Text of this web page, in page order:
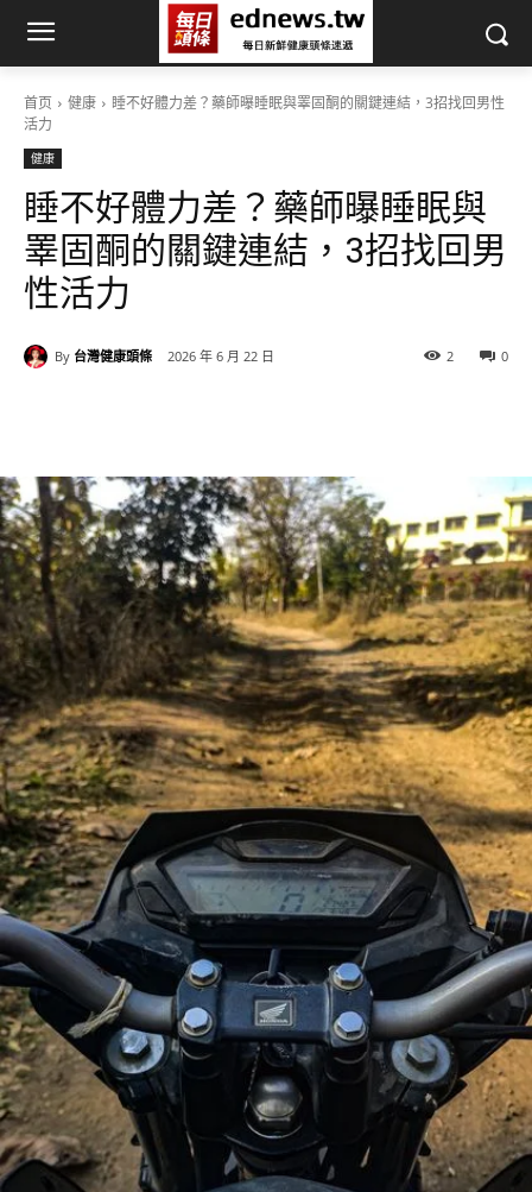
首页 健康
睡不好體力差？藥師曝睡眠與睪固酮的關鍵連結，3招找回男性
活力
健康
睡不好體力差？藥師曝睡眠與
睪固酮的關鍵連結，3招找回男
性活力
By 台灣健康頭條 2026 年 6 月 22 日 0
2